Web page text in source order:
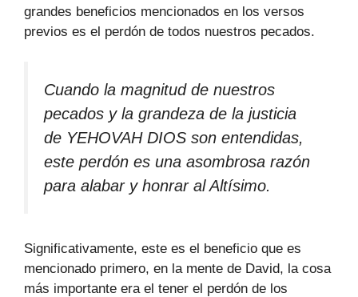
grandes beneficios mencionados en los versos
previos es el perdón de todos nuestros pecados.
Cuando la magnitud de nuestros
pecados y la grandeza de la justicia
de YEHOVAH DIOS son entendidas,
este perdón es una asombrosa razón
para alabar y honrar al Altísimo.
Significativamente, este es el beneficio que es
mencionado primero, en la mente de David, la cosa
más importante era el tener el perdón de los